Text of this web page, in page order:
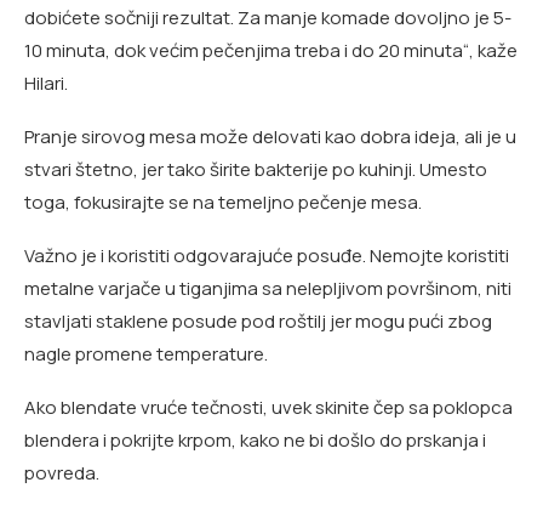
dobićete sočniji rezultat. Za manje komade dovoljno je 5-
10 minuta, dok većim pečenjima treba i do 20 minuta“, kaže
Hilari.
Pranje sirovog mesa može delovati kao dobra ideja, ali je u
stvari štetno, jer tako širite bakterije po kuhinji. Umesto
toga, fokusirajte se na temeljno pečenje mesa.
Važno je i koristiti odgovarajuće posuđe. Nemojte koristiti
metalne varjače u tiganjima sa nelepljivom površinom, niti
stavljati staklene posude pod roštilj jer mogu pući zbog
nagle promene temperature.
Ako blendate vruće tečnosti, uvek skinite čep sa poklopca
blendera i pokrijte krpom, kako ne bi došlo do prskanja i
povreda.